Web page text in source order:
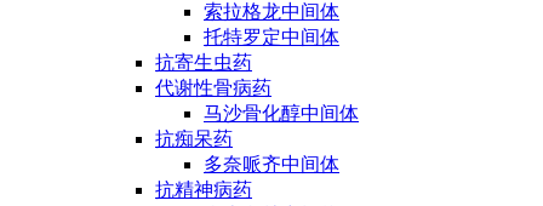
索拉格龙中间体
托特罗定中间体
抗寄生虫药
代谢性骨病药
马沙骨化醇中间体
抗痴呆药
多奈哌齐中间体
抗精神病药